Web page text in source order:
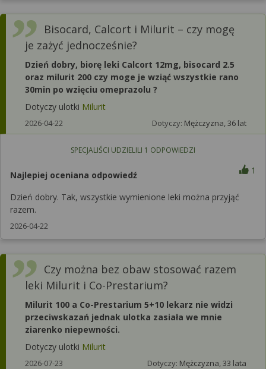
Bisocard, Calcort i Milurit – czy mogę
je zażyć jednocześnie?
Dzień dobry, biorę leki Calcort 12mg, bisocard 2.5
oraz milurit 200 czy moge je wziąć wszystkie rano
30min po wzięciu omeprazolu ?
Dotyczy ulotki Milurit
2026-04-22 Dotyczy: Mężczyzna, 36 lat
SPECJALIŚCI UDZIELILI 1 ODPOWIEDZI
Najlepiej oceniana odpowiedź 1
Dzień dobry. Tak, wszystkie wymienione leki można przyjąć
razem.
2026-04-22
Czy można bez obaw stosować razem
leki Milurit i Co-Prestarium?
Milurit 100 a Co-Prestarium 5+10 lekarz nie widzi
przeciwskazań jednak ulotka zasiała we mnie
ziarenko niepewności.
Dotyczy ulotki Milurit
2026-07-23 Dotyczy: Mężczyzna, 33 lata